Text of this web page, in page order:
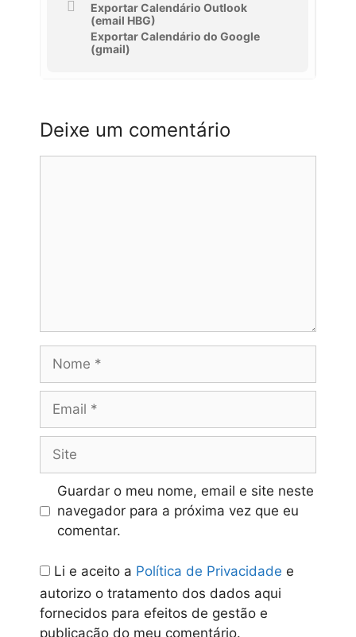
Exportar Calendário Outlook
(email HBG)
Exportar Calendário do Google
(gmail)
Deixe um comentário
Nome
Email
Site
Guardar o meu nome, email e site neste
navegador para a próxima vez que eu
comentar.
Li e aceito a Política de Privacidade e
autorizo o tratamento dos dados aqui
fornecidos para efeitos de gestão e
publicação do meu comentário.